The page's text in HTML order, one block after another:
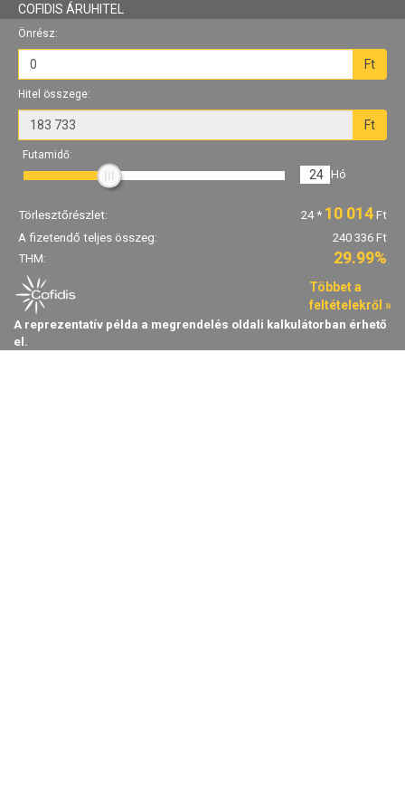
COFIDIS ÁRUHITEL
Önrész:
Ft
Hitel összege:
Ft
Futamidő:
24 Hó
Törlesztőrészlet: 24* 10 014 Ft
A fizetendő teljes összeg:
240 336 Ft
THM:
29.99%
Többet a
feltételekről »
A reprezentatív példa a megrendelés oldali kalkulátorban érhető
el.